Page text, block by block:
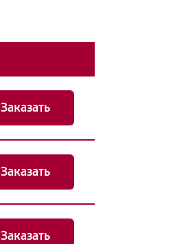
Заказать
Заказать
Заказать